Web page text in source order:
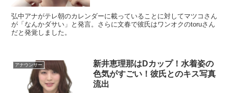
弘中アナがテレ朝のカレンダーに載っていることに対してマツコさん
が「なんかダサい」と発言。さらに文春で彼氏はワンオクのtoruさん
だと発覚しました。
アナウンサー
新井恵理那はDカップ！水着姿の
色気がすごい！彼氏とのキス写真
流出